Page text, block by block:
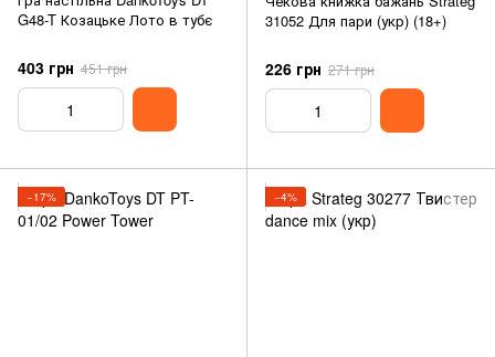
G48-T Козацьке Лото в тубє
403 грн 451 грн
31052 Для пари (укр) (18+)
226 грн 271 грн
−17% −4%